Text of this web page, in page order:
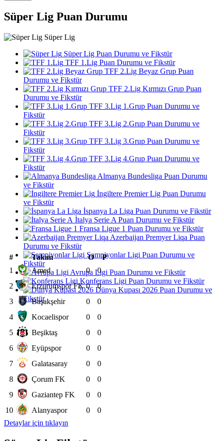
Süper Lig Puan Durumu
Süper Lig
Süper Lig Puan Durumu ve Fikstür
TFF 1.Lig Puan Durumu ve Fikstür
TFF 2.Lig Beyaz Grup Puan
Durumu ve Fikstür
TFF 2.Lig Kırmızı Grup Puan
Durumu ve Fikstür
TFF 3.Lig 1.Grup Puan Durumu ve
Fikstür
TFF 3.Lig 2.Grup Puan Durumu ve
Fikstür
TFF 3.Lig 3.Grup Puan Durumu ve
Fikstür
TFF 3.Lig 4.Grup Puan Durumu ve
Fikstür
Almanya Bundesliga Puan Durumu
ve Fikstür
İngiltere Premier Lig Puan Durumu
ve Fikstür
İspanya La Liga Puan Durumu ve Fikstür
İtalya Serie A Puan Durumu ve Fikstür
Fransa Ligue 1 Puan Durumu ve Fikstür
Azerbaijan Premyer Liqa Puan
Durumu ve Fikstür
Şampiyonlar Ligi Puan Durumu ve
Fikstür
Avrupa Ligi Puan Durumu ve Fikstür
Konferans Ligi Puan Durumu ve Fikstür
Dünya Kupası 2026 Puan Durumu ve
Fikstür
# Takım O
P
1
Amed 0
0
2
Erzurumspor FK 0
0
3
Başakşehir 0
0
4
Kocaelispor 0
0
5
Beşiktaş 0
0
6
Eyüpspor 0
0
7
Galatasaray 0
0
8
Çorum FK 0
0
9
Gaziantep FK 0
0
10
Alanyaspor 0
0
Detaylar için tıklayın